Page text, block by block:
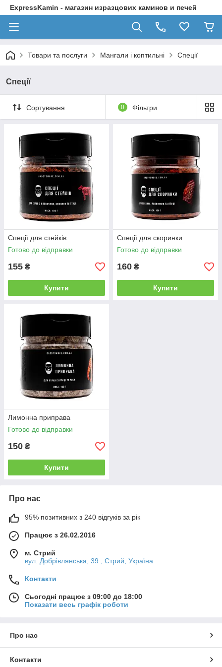
ExpressKamin - магазин изразцових каминов и печей
Товари та послуги Мангали і коптильні Спеції
Спеції
Сортування 0 Фільтри
Спеції для стейків
Готово до відправки
155 ₴
Купити
Спеції для скоринки
Готово до відправки
160 ₴
Купити
Лимонна приправа
Готово до відправки
150 ₴
Купити
Про нас
95% позитивних з 240 відгуків за рік
Працює з 26.02.2016
м. Стрий
вул. Добрівлянська, 39 , Стрий, Україна
Контакти
Сьогодні працює з 09:00 до 18:00
Показати весь графік роботи
Про нас
Контакти